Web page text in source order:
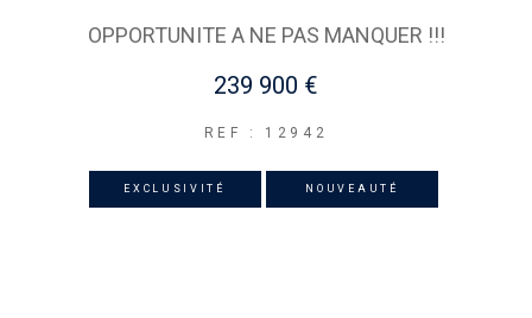
OPPORTUNITE A NE PAS MANQUER !!!
239 900 €
REF : 12942
EXCLUSIVITÉ NOUVEAUTÉ